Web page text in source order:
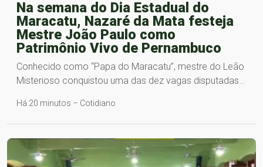
Na semana do Dia Estadual do
Maracatu, Nazaré da Mata festeja
Mestre João Paulo como
Patrimônio Vivo de Pernambuco
Conhecido como “Papa do Maracatu”, mestre do Leão
Misterioso conquistou uma das dez vagas disputadas…
Há 20 minutos – Cotidiano